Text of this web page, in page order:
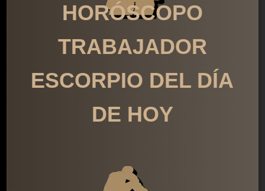
HORÓSCOPO
TRABAJADOR
ESCORPIO DEL DÍA
DE HOY